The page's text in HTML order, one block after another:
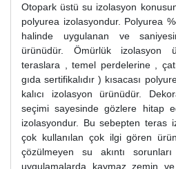
Otopark üstü su izolasyon
polyurea izolasyondur. Polyurea
halinde uygulanan ve
ürünüdür. Ömürlük izolasyon
teraslara , temel perdelerine ,
gıda sertifikalıdır ) kısacası
kalıcı izolasyon ürünüdür.
seçimi sayesinde gözlere hitap
izolasyondur. Bu sebepten teras
çok kullanılan çok ilgi gören
çözülmeyen su akıntı
uygulamalarda kaymaz zemin